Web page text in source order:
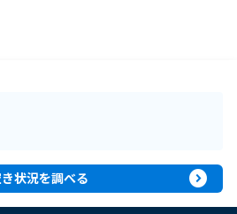
状況を調べる expand_circle_right